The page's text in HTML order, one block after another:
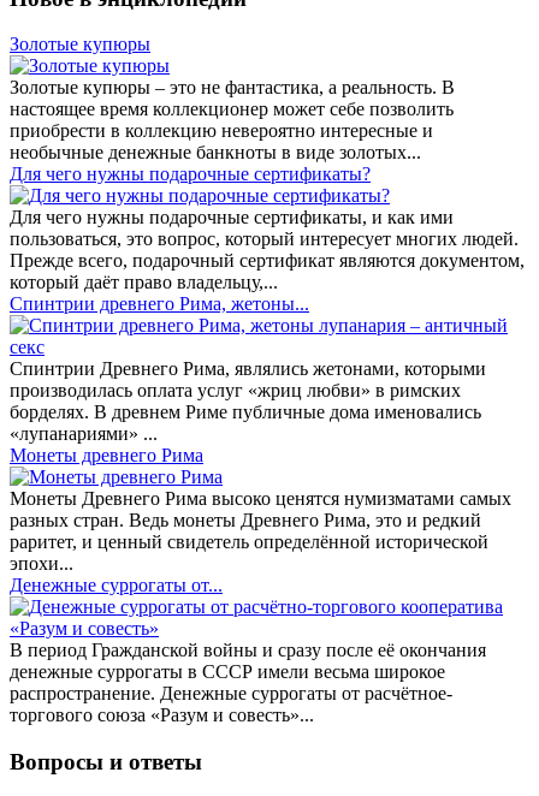
Золотые купюры
Золотые купюры – это не фантастика, а реальность. В
настоящее время коллекционер может себе позволить
приобрести в коллекцию невероятно интересные и
необычные денежные банкноты в виде золотых...
​Для чего нужны подарочные сертификаты?
Для чего нужны подарочные сертификаты, и как ими
пользоваться, это вопрос, который интересует многих людей.
Прежде всего, подарочный сертификат являются документом,
который даёт право владельцу,...
Спинтрии древнего Рима, жетоны...
Спинтрии Древнего Рима, являлись жетонами, которыми
производилась оплата услуг «жриц любви» в римских
борделях. В древнем Риме публичные дома именовались
«лупанариями» ...
Монеты древнего Рима
Монеты Древнего Рима высоко ценятся нумизматами самых
разных стран. Ведь монеты Древнего Рима, это и редкий
раритет, и ценный свидетель определённой исторической
эпохи...
Денежные суррогаты от...
В период Гражданской войны и сразу после её окончания
денежные суррогаты в СССР имели весьма широкое
распространение. Денежные суррогаты от расчётное-
торгового союза «Разум и совесть»...
Вопросы и ответы